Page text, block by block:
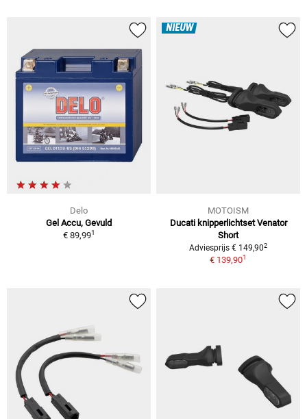
Delo
Gel Accu, Gevuld
€ 89,991
NIEUW
MOTOISM
Ducati knipperlichtset Venator
Short
Adviesprijs € 149,902
€ 139,901